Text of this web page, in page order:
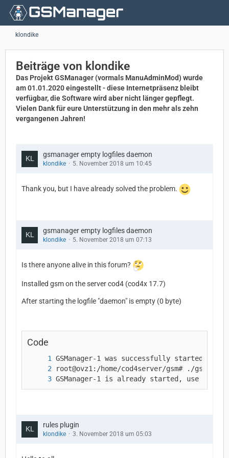
klondike
Beiträge von klondike
Das Projekt GSManager (vormals ManuAdminMod) wurde
am 01.01.2020 eingestellt - diese Internetpräsenz bleibt
verfügbar, die Software wird aber nicht länger gepflegt.
Vielen Dank für eure Unterstützung in den mehr als zehn
vergangenen Jahren!
gsmanager empty logfiles daemon
klondike 5. November 2018 um 10:45
Thank you, but I have already solved the problem.
gsmanager empty logfiles daemon
klondike 5. November 2018 um 07:13
Is there anyone alive in this forum?
Installed gsm on the server cod4 (cod4x 17.7)
After starting the logfile "daemon" is empty (0 byte)
Code
GSManager-1 is already started, use './
rules plugin
klondike 3. November 2018 um 05:03